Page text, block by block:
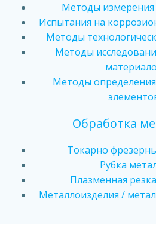
Методы измерения
Испытания на
Методы
Методы
Методы
Обработка
Токарно
Рубка
Плазменная
Металлоизделия /